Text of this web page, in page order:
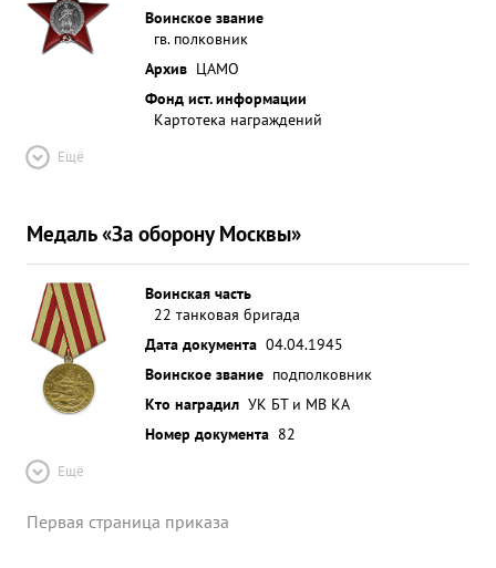
Воинское звание
гв. полковник
Архив ЦАМО
Фонд ист. информации
Картотека награждений
Ещё
Медаль «За оборону Москвы»
Воинская часть
22 танковая бригада
Дата документа 04.04.1945
Воинское звание подполковник
Кто наградил УК БТ и МВ КА
Номер документа 82
Ещё
Первая страница приказа